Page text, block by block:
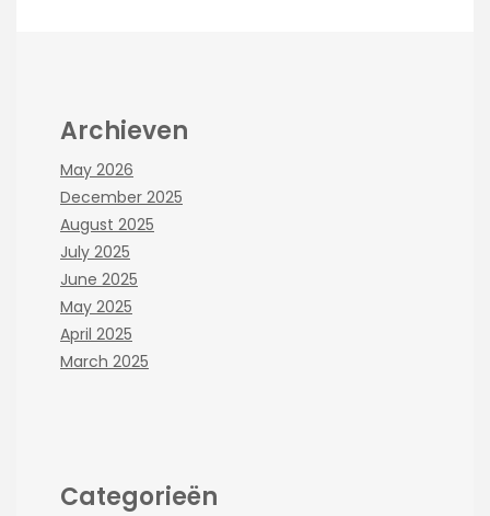
Archieven
May 2026
December 2025
August 2025
July 2025
June 2025
May 2025
April 2025
March 2025
Categorieën